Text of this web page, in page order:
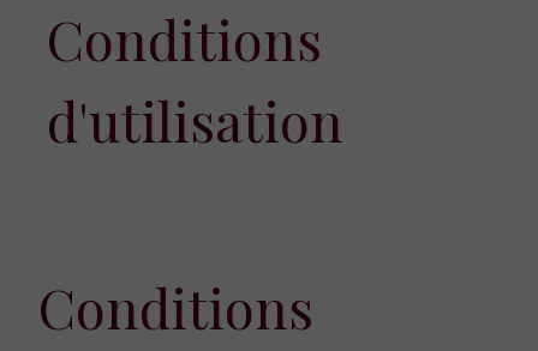
Conditions
d'utilisation
Conditions